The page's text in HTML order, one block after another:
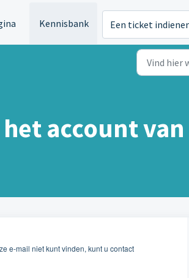
Kennisbank Een ticket
account
e-mail niet kunt vinden, kunt u contact